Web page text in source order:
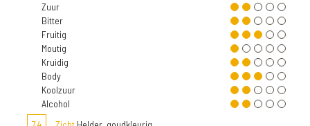
Zuur
Bitter
Fruitig
Moutig
Kruidig
Body
Koolzuur
Alcohol